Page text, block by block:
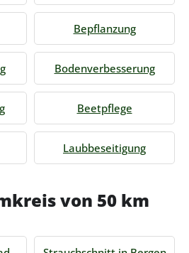
Bepflanzung
Bodenverbesserung
Beetpflege
Laubbeseitigung
von 50 km